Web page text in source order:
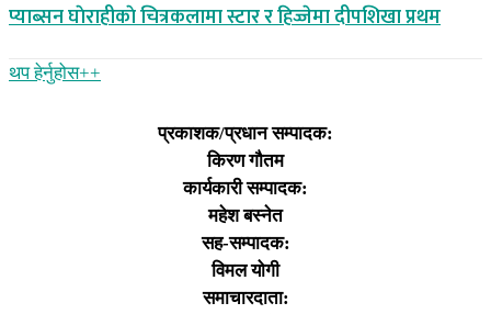
प्याब्सन घाेराहीकाे चित्रकलामा स्टार र हिज्जेमा दीपशिखा प्रथम
थप हेर्नुहोस‌++
प्रकाशक/प्रधान सम्पादक:
किरण गौतम
कार्यकारी सम्पादक:
महेश बस्नेत
सह-सम्पादक:
विमल योगी
समाचारदाता: